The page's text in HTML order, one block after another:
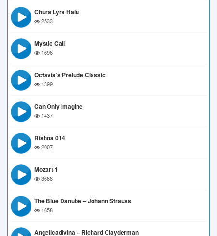
Chura Lyra Halu
2533
Mystic Call
1696
Octavia’s Prelude Classic
1399
Can Only Imagine
1437
Rishna 014
2007
Mozart 1
3688
The Blue Danube – Johann Strauss
1658
Angelicadivina – Richard Clayderman